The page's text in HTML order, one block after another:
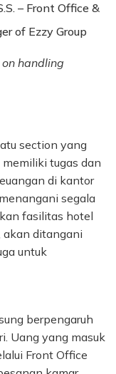
– Front Office &
of Ezzy Group
handling
section yang
tugas dan
di kantor
segala
fasilitas hotel
akan ditangani
untuk
berpengaruh
Uang yang masuk
Front Office